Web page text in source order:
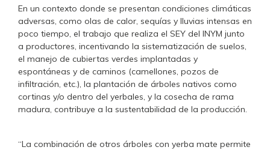
En un contexto donde se presentan condiciones climáticas
adversas, como olas de calor, sequías y lluvias intensas en
poco tiempo, el trabajo que realiza el SEY del INYM junto
a productores, incentivando la sistematización de suelos,
el manejo de cubiertas verdes implantadas y
espontáneas y de caminos (camellones, pozos de
infiltración, etc.), la plantación de árboles nativos como
cortinas y/o dentro del yerbales, y la cosecha de rama
madura, contribuye a la sustentabilidad de la producción.
“La combinación de otros árboles con yerba mate permite